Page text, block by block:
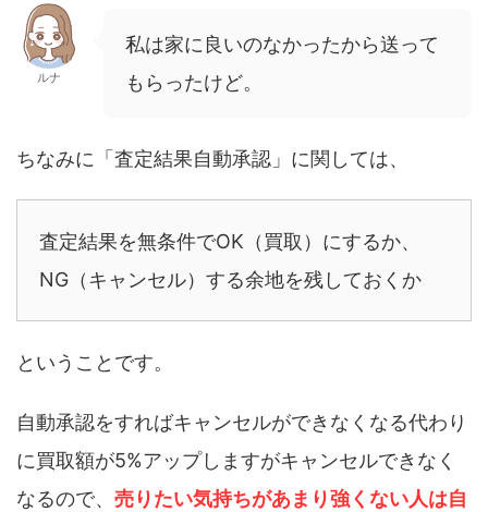
ルナ
私は家に良いのなかったから送って
もらったけど。
ちなみに「査定結果自動承認」に関しては、
査定結果を無条件でOK（買取）にするか、
NG（キャンセル）する余地を残しておくか
ということです。
自動承認をすればキャンセルができなくなる代わり
に買取額が5%アップしますがキャンセルできなく
なるので、 売りたい気持ちがあまり強くない人は自